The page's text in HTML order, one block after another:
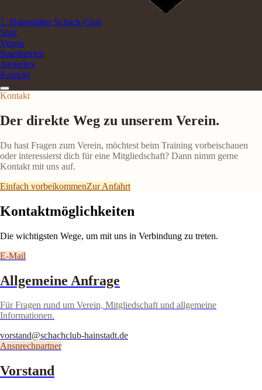
1. Hainstädter Schach-Club
Start
Verein
Spielbetrieb
Aktuelles
Kontakt
Kontakt
Der direkte Weg zu unserem Verein.
Du hast Fragen zum Verein, möchtest beim Training vorbeischauen
oder interessierst dich für eine Mitgliedschaft? Dann nimm gerne
Kontakt mit uns auf.
Einfach vorbeikommenZur Anfahrt
Kontaktmöglichkeiten
Die wichtigsten Wege, um mit uns in Verbindung zu treten.
E-Mail
Allgemeine Anfrage
Für Fragen rund um Verein, Mitgliedschaft und allgemeine
Informationen.
vorstand@schachclub-hainstadt.de
Ansprechpartner
Vorstand